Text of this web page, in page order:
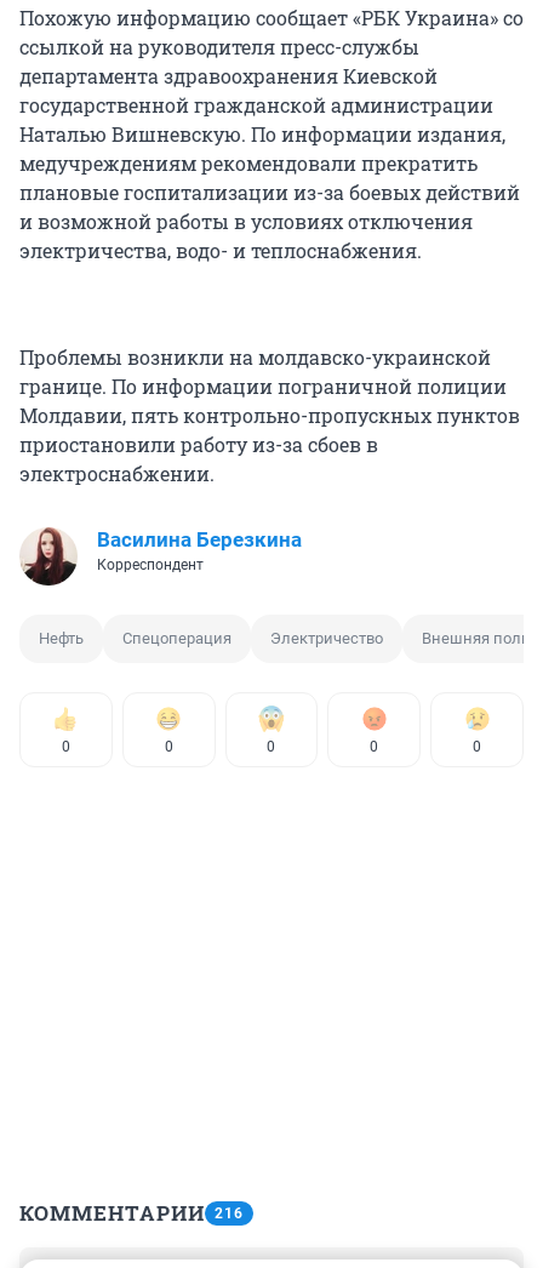
Похожую информацию сообщает «РБК Украина» со
ссылкой на руководителя пресс-службы
департамента здравоохранения Киевской
государственной гражданской администрации
Наталью Вишневскую. По информации издания,
медучреждениям рекомендовали прекратить
плановые госпитализации из-за боевых действий
и возможной работы в условиях отключения
электричества, водо- и теплоснабжения.
Проблемы возникли на молдавско-украинской
границе. По информации пограничной полиции
Молдавии, пять контрольно-пропускных пунктов
приостановили работу из-за сбоев в
электроснабжении.
Василина Березкина
Корреспондент
Нефть Спецоперация Электричество Внешняя
0 0 0 0 0
КОММЕНТАРИИ 216